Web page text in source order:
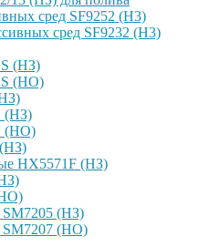
сред SF9252 (H3)
сред SF9232 (H3)
(НЗ)
(НО)
(НЗ)
(НО)
HX5571F (НЗ)
SM7205 (НЗ)
SM7207 (НО)